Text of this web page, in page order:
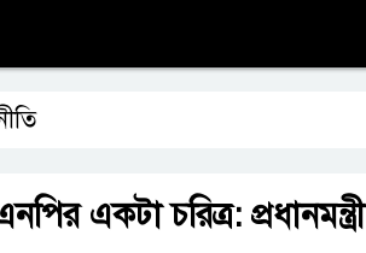
একটা চরিত্র: প্রধানমন্ত্রী